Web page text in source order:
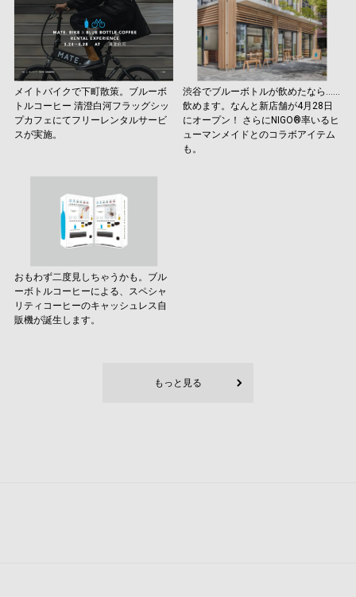
メイトバイクで下町散策。ブルーボ
トルコーヒー 清澄白河フラッグシッ
プカフェにてフリーレンタルサービ
スが実施。
渋谷でブルーボトルが飲めたなら……
飲めます。なんと新店舗が4月28日
にオープン！ さらにNIGO®率いるヒ
ューマンメイドとのコラボアイテム
も。
おもわず二度見しちゃうかも。ブル
ーボトルコーヒーによる、スペシャ
リティコーヒーのキャッシュレス自
販機が誕生します。
もっと見る